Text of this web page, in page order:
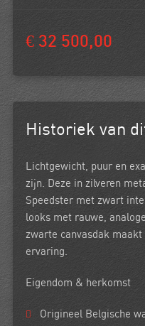
€ 32 500,00
Historiek van
Lichtgewicht, puur en
zijn. Deze in zilveren
Speedster met zwart
looks met rauwe,
zwarte canvasdak maakt
ervaring.
Eigendom & herkomst
Origineel Belgische